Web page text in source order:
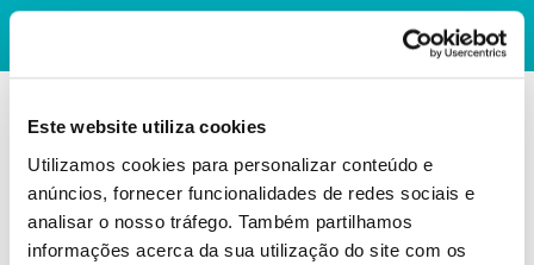
Este website utiliza cookies
Utilizamos cookies para personalizar conteúdo e
anúncios, fornecer funcionalidades de redes sociais e
analisar o nosso tráfego. Também partilhamos
informações acerca da sua utilização do site com os